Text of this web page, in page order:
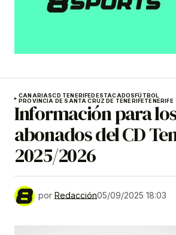
CANARIASCD TENERIFEDESTACADOSFÚTBOL
PROVINCIA DE SANTA CRUZ DE TENERIFETENERIFE
Información para
abonados del CD
2025/2026
por Redacción05/09/2025 18:03